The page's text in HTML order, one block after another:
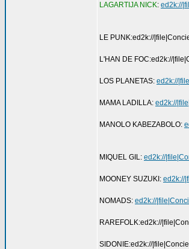
LAGARTIJA NICK: ed2k://
LE PUNK:ed2k://
L'HAN DE FOC:ed2k://
LOS PLANETAS: ed2k://
MAMA LADILLA: ed2k://
MANOLO KABEZABOLO:
MIQUEL GIL: ed2k://
MOONEY SUZUKI: ed2k://
NOMADS: ed2k://
RAREFOLK:ed2k://
SIDONIE:ed2k://